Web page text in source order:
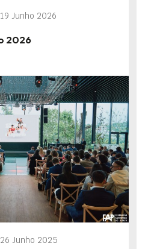
19 Junho 2026
2026
26 Junho 2025